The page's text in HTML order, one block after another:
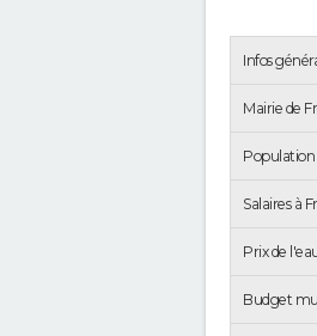
Infos
Mairie de
Population
Salaires à
Prix de
Budget